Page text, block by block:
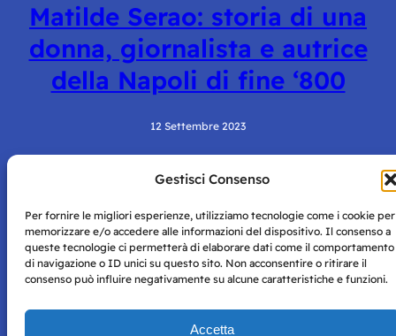
Gestisci Consenso
Per fornire le migliori esperienze, utilizziamo tecnologie come i cookie per
memorizzare e/o accedere alle informazioni del dispositivo. Il consenso a
queste tecnologie ci permetterà di elaborare dati come il comportamento
di navigazione o ID unici su questo sito. Non acconsentire o ritirare il
consenso può influire negativamente su alcune caratteristiche e funzioni.
Accetta
Matilde Serao: storia di una
donna, giornalista e autrice
della Napoli di fine ‘800
12 Settembre 2023
Napoli con autorizzazione numero 38 del 25/9/2019.
Tutte le immagini e i contenuti su questo sito sono forniti